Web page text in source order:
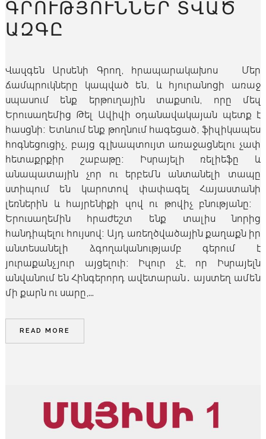
ՐՈՒԹՅՈՒՆՆԵՐ ՏՎԱԾ Ա
ԶԳԸ
Վազգեն Արսենի Գրող, հրապարակախոս Մեր
ճամպրուկները կապված են, և հյուրանոցի առաջ
սպասում ենք երթուղային տաքսուն, որը մեզ
Երուսաղեմից Թել Ավիվի օդանավակայան պետք է
հասցնի։ Ետևում ենք թողնում հագեցած, ֆիզիկապես
հոգնեցուցիչ, բայց գլխապտույտ առաջացնելու չափ
հետաքրքիր շաբաթը։ Իսրայելի ռելիեֆը և
անապատային չոր ու երբեմն անտանելի տապը
ստիպում են կարոտով փափագել Հայաստանի
լեռներին և հայրենիքի զով ու թովիչ բնությանը։
Երուսաղեմին հրաժեշտ ենք տալիս նորից
հանդիպելու հույսով։ Այդ առեղծվածային քաղաքն իր
անտեսանելի ձգողականությամբ գերում է
յուրաքանչյուր այցելուի։ Իզուր չէ, որ Իսրայելն
անվանում են Հինգերորդ ավետարան․ այստեղ ամեն
մի քարն ու սարը,...
READ MORE